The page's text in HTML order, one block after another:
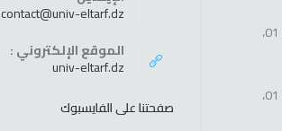
: مصاريف التسيير المتعلقة بالبحث العلمي و التطوير التكنولوجي (الحصة 01،
: مصاريف التسيير المتعلقة بالبحث العلمي و التطوير التكنولوجي (الحصة 01،
contact@univ-eltarf.dz
الموقع الإلكتروني :
univ-eltarf.dz
صفحتنا على الفايسبوك